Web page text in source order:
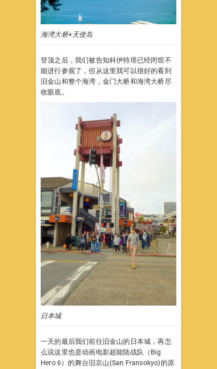
海湾大桥+天使岛
登顶之后，我们被告知科伊特塔已经闭馆不
能进行参观了，但从这里我可以很好的看到
旧金山和整个海湾，金门大桥和海湾大桥尽
收眼底。
日本城
一天的最后我们前往旧金山的日本城，再怎
么说这里也是动画电影超能陆战队（Big
Hero 6）的舞台旧京山(San Fransokyo)的原